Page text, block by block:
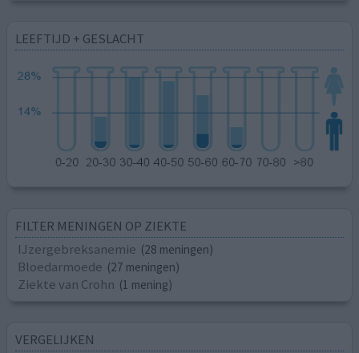
LEEFTIJD + GESLACHT
FILTER MENINGEN OP ZIEKTE
IJzergebreksanemie (28 meningen)
Bloedarmoede (27 meningen)
Ziekte van Crohn (1 mening)
VERGELIJKEN